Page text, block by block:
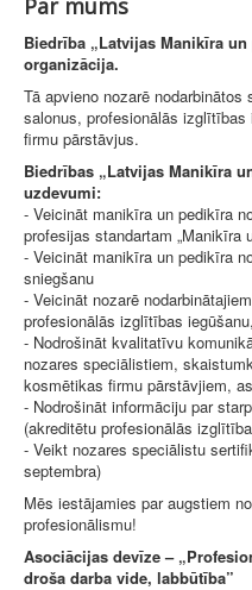
Par mums
Biedrība „Latvijas Manikīra
organizācija.
Tā apvieno nozarē
salonus, profesionālās
firmu pārstāvjus.
Biedrības „Latvijas Manikīra
uzdevumi:
- Veicināt manikīra un pedikīra
profesijas standartam „Manikīra
- Veicināt manikīra un pedikīra
sniegšanu
- Veicināt nozarē
profesionālās izglītības
- Nodrošināt kvalitatīvu
nozares speciālistiem,
kosmētikas firmu pārstāvjiem,
- Nodrošināt informāciju par
(akreditētu profesionālās
- Veikt nozares speciālistu
septembra)
Mēs iestājamies par augstiem
profesionālismu!
Asociācijas devīze –
droša darba vide, labbūtība”